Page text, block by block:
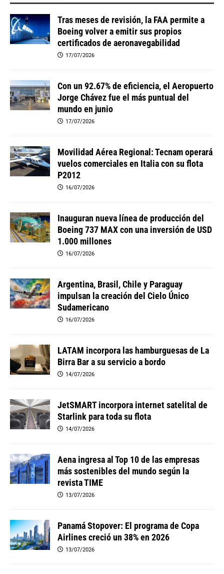
Tras meses de revisión, la FAA permite a
Boeing volver a emitir sus propios
certificados de aeronavegabilidad
17/07/2026
Con un 92.67% de eficiencia, el Aeropuerto
Jorge Chávez fue el más puntual del
mundo en junio
17/07/2026
Movilidad Aérea Regional: Tecnam operará
vuelos comerciales en Italia con su flota
P2012
16/07/2026
Inauguran nueva línea de producción del
Boeing 737 MAX con una inversión de USD
1.000 millones
16/07/2026
Argentina, Brasil, Chile y Paraguay
impulsan la creación del Cielo Único
Sudamericano
16/07/2026
LATAM incorpora las hamburguesas de La
Birra Bar a su servicio a bordo
14/07/2026
JetSMART incorpora internet satelital de
Starlink para toda su flota
14/07/2026
Aena ingresa al Top 10 de las empresas
más sostenibles del mundo según la
revista TIME
13/07/2026
Panamá Stopover: El programa de Copa
Airlines creció un 38% en 2026
13/07/2026